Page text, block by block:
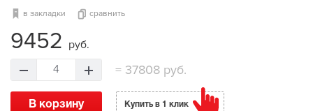
в закладки сравнить
9452 руб.
4 =37808 руб.
В корзину Купить в 1 клик